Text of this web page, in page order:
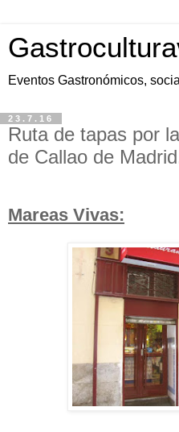
Eventos Gastronómicos,
23.7.16
Ruta de tapas por
de Callao de
Mareas Vivas: